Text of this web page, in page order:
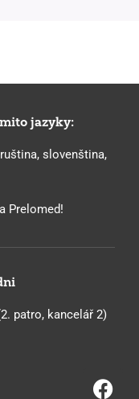
jazyky:
slovenština,
Prelomed!
patro, kancelář 2)